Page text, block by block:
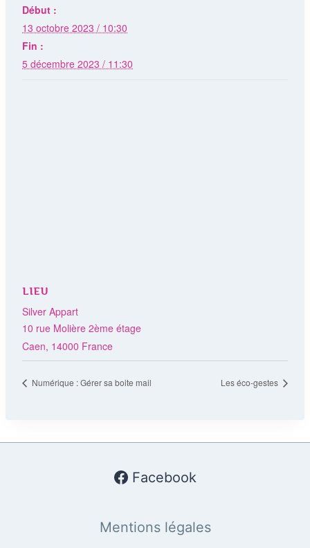
Début :
13 octobre 2023 / 10:30
Fin :
5 décembre 2023 / 11:30
LIEU
Silver Appart
10 rue Molière 2ème étage
Caen, 14000 France
Numérique : Gérer sa boite mail Les éco-gestes
Facebook
Mentions légales